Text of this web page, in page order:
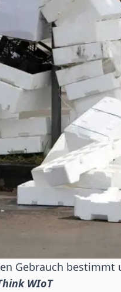
Gebrauch bestimmt
WIoT